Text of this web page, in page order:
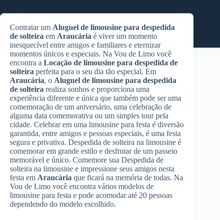
Contratar um Aluguel de limousine para despedida
de solteira em Araucária é viver um momento
inesquecível entre amigos e familiares e eternizar
momentos únicos e especiais. Na Vou de Limo você
encontra a Locação de limousine para despedida de
solteira perfeita para o seu dia tão especial. Em
Araucária, o Aluguel de limousine para despedida
de solteira realiza sonhos e proporciona uma
experiência diferente e única que também pode ser uma
comemoração de um aniversário, uma celebração de
alguma data comemorativa ou um simples tour pela
cidade. Celebrar em uma limousine para festa é diversão
garantida, entre amigos e pessoas especiais, é uma festa
segura e privativa. Despedida de solteira na limousine é
comemorar em grande estilo e desfrutar de um passeio
memorável e único. Comemore sua Despedida de
solteira na limousine e impressione seus amigos nesta
festa em Araucária que ficará na memória de todas. Na
Vou de Limo você encontra vários modelos de
limousine para festa e pode acomodar até 20 pessoas
dependendo do modelo escolhido.